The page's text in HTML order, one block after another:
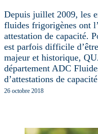
Depuis juillet 2009, les
fluides frigorigènes ont
attestation de capacité.
est parfois difficile
majeur et historique,
département ADC
d’attestations de
26 octobre 2018